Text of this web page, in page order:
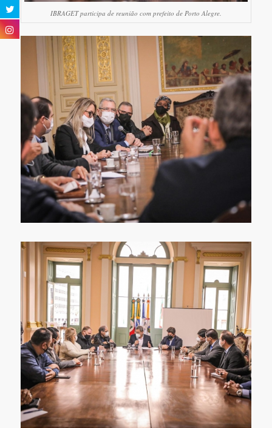
IBRAGET participa de reunião com prefeito de Porto Alegre.